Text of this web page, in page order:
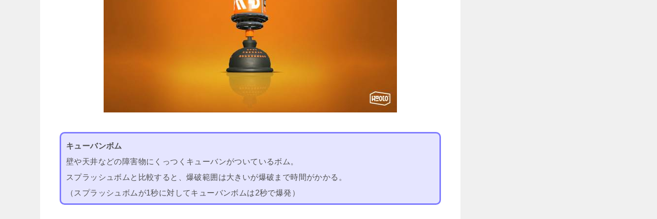
キューバンボム
壁や天井などの障害物にくっつくキューバンがついているボム。
スプラッシュボムと比較すると、爆破範囲は大きいが爆破まで時間がかかる。
（スプラッシュボムが1秒に対してキューバンボムは2秒で爆発）